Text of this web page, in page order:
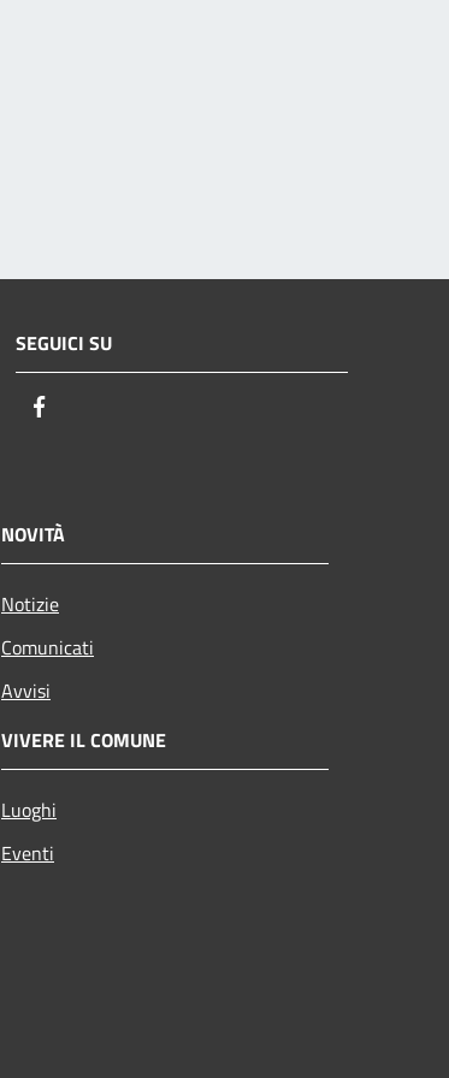
SEGUICI SU
NOVITÀ
Notizie
Comunicati
Avvisi
VIVERE IL COMUNE
Luoghi
Eventi